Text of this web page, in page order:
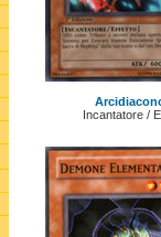
Incantatore /